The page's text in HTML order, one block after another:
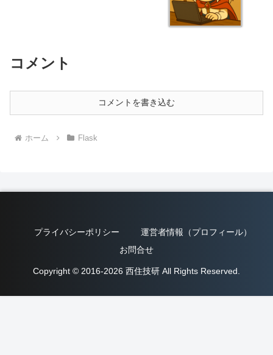
コメント
コメントを書き込む
ホーム Flask
プライバシーポリシー
運営者情報（プロフィール）
お問合せ
Copyright © 2016-2026 西住技研 All Rights Reserved.